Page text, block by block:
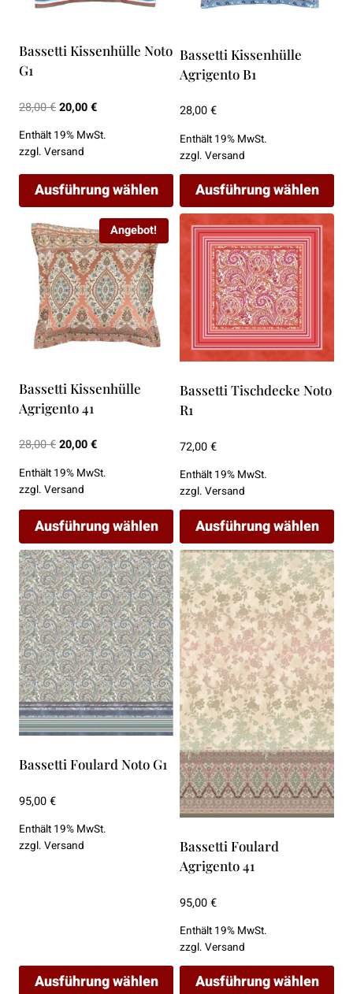
Die
können
auf
der
Produktseite
gewählt
werden
können
auf
Produktseite
gewählt
werden
Bassetti Kissenhülle Noto
G1
28,00€Ursprünglicher
war:
28,00 €
20,00€Aktueller
ist:
Enthält 19% MwSt.
zzgl. Versand
Ausführung wählen
Produkt
weist
mehrere
Varianten
auf.
Die
können
auf
Produktseite
gewählt
werden
Bassetti Kissenhülle
Agrigento B1
28,00€
Enthält 19% MwSt.
zzgl. Versand
Ausführung wählen
Dieses
Produkt
mehrere
Varianten
Die
Optionen
können
auf
Produktseite
gewählt
werden
Angebot!
Bassetti Kissenhülle
Agrigento 41
28,00€Ursprünglicher
war:
28,00 €
20,00€Aktueller
ist:
Enthält 19% MwSt.
zzgl. Versand
Ausführung wählen
Dieses
Produkt
weist
mehrere
Varianten
auf.
Die
Optionen
können
der
gewählt
werden
Bassetti Tischdecke Noto
R1
72,00€
Enthält 19% MwSt.
zzgl. Versand
Ausführung wählen
Dieses
Produkt
weist
mehrere
Varianten
auf.
Die
Optionen
können
auf
der
Produktseite
gewählt
Bassetti Foulard Noto G1
95,00€
Enthält 19% MwSt.
zzgl. Versand
Ausführung wählen
Bassetti Foulard
Agrigento 41
95,00€
Enthält 19% MwSt.
zzgl. Versand
Ausführung wählen